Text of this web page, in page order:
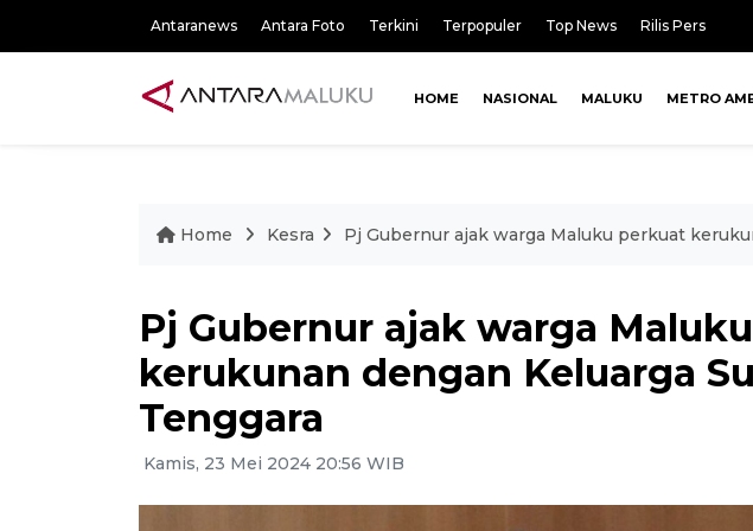
Antaranews Antara Foto Terkini Terpopuler Top News Rilis Pers
HOME NASIONAL MALUKU METRO
Home Kesra Pj Gubernur ajak warga Maluku perkuat
Pj Gubernur ajak warga
kerukunan dengan Keluarga
Tenggara
Kamis, 23 Mei 2024 20:56 WIB